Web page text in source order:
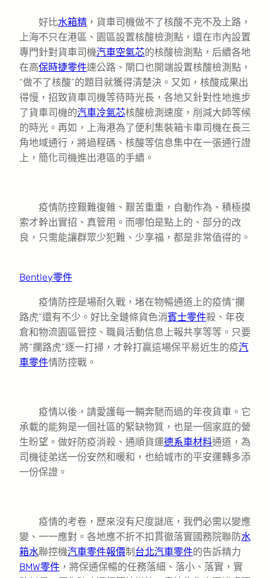
好比水箱精 ，貨車司機做不了核酸不克不及上路，
上海不只在港區、園區設置核酸檢測點，還在市內設置
專門針對貨車司機汽車空氣芯的核酸檢測點，后續各地
在高保時捷零件速公路、閘口也開端設置核酸檢測點，
“做不了核酸”的題目就獲得清楚決。又如，核酸成果出
得慢，招致貨車司機等待時光長，各地又針對性地進步
了貨車司機的汽車冷氣芯核酸檢測速度，削減大師等候
的時光。再如，上海港為了便利集裝箱卡車司機在長三
角地域通行，將過程碼、核酸等信息集中在一張通行證
上，簡化司機進出港區的手續。
疫情防控艱難復雜、艱苦重重，自動作為、積極摸
索才幹出實招、真管用。而哪怕是點上的、部分的改
良，只需能讓群眾少犯難、少享福，都是非常值得的。
Bentley零件
疫情防控是場耐久戰，堵在物暢通道上的疫情“攔
路虎”還有不少。好比全鏈條貨色消賓士零件殺、年夜
倉和物流園區管控、職員活動信息上報共享等等。只要
將“攔路虎”逐一打掃，才幹打贏這場保平易近生的疫汽
車零件情防控戰。
疫情以後，請愛護每一輛奔馳而過的年夜貨車。它
承載的能夠是一個社區的緊缺物質，也是一個家庭的營
生盼望。做好防疫消殺、通順貨運德系車材料通道，為
司機徒弟送一份安然和暖和，也給城市的平安運轉多添
一份保證。
疫情的考卷，歷來沒有尺度謎底，我們必需以變應
變、一一應對。各地應不折不扣貫徹落實國務院聯防水
箱水聯控機汽車零件報價制 台北汽車零件的告訴精力
BMW零件 ，將保通保暢的任務落細、落小、落實，實